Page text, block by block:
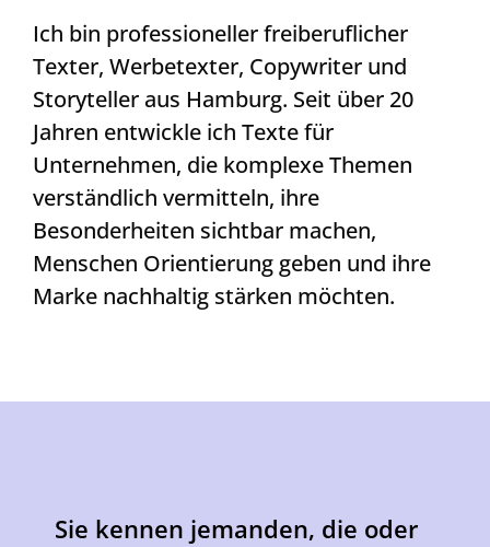
Ich bin professioneller freiberuflicher
Texter, Werbetexter, Copywriter und
Storyteller aus Hamburg. Seit über 20
Jahren entwickle ich Texte für
Unternehmen, die komplexe Themen
verständlich vermitteln, ihre
Besonderheiten sichtbar machen,
Menschen Orientierung geben und ihre
Marke nachhaltig stärken möchten.
Sie kennen jemanden, die oder